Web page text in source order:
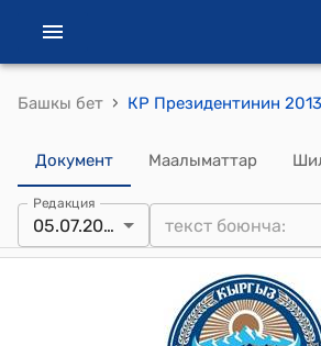
Башкы бет ›
Документ Маалыматтар
Редакция
05.07.2013